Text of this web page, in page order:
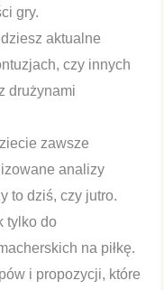
gry.
aktualne
czy innych
drużynami
zawsze
analizy
to dziś, czy jutro.
tylko do
na piłkę.
i propozycji, które